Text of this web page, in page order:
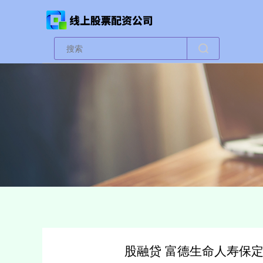
股融贷 富德生命人寿保